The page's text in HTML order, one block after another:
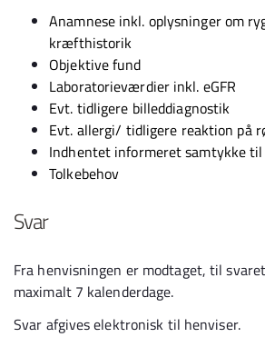
Anamnese inkl. oplysninger om
kræfthistorik
Objektive fund
Laboratorieværdier inkl. eGFR
Evt. tidligere billeddiagnostik
Evt. allergi/ tidligere reaktion på
Indhentet informeret samtykke
Tolkebehov
Svar
Fra henvisningen er modtaget, til
maximalt 7 kalenderdage.
Svar afgives elektronisk til henviser.